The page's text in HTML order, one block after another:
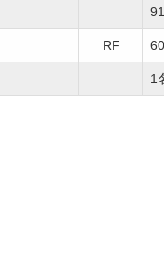
RF
1